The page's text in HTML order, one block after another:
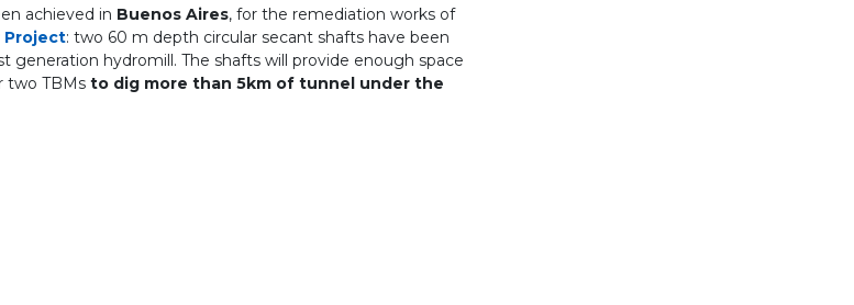
achieved in Buenos Aires, for the remediation works of
Project: two 60 m depth circular secant shafts have been
generation hydromill. The shafts will provide enough space
two TBMs to dig more than 5km of tunnel under the